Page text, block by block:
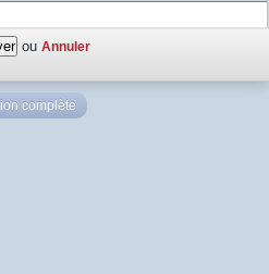
ou Annuler
complète